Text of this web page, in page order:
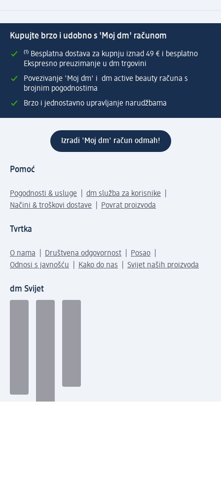
Kupujte brzo i udobno s 'Moj dm' računom
⁽¹⁾ Besplatna dostava za kupnju iznad 49 € i besplatno
Ekspresno preuzimanje u dm trgovini
Povezivanje 'Moj dm' i dm active beauty računa s
brojnim pogodnostima
Brzo i jednostavno upravljanje narudžbama
Izradi 'Moj dm' račun odmah!
Pomoć
Pogodnosti & usluge
dm služba za korisnike
Načini & troškovi dostave
Povrat proizvoda
Tvrtka
O nama Društvena odgovornost
Posao
Odnosi s javnošću
Kako do nas Svijet naših proizvoda
dm Svijet